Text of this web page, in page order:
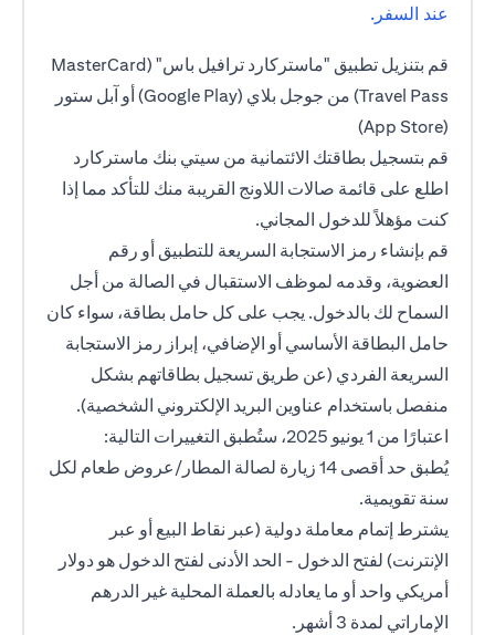
عند السفر.
قم بتنزيل تطبيق "ماستركارد ترافيل باس" (MasterCard
Travel Pass) من جوجل بلاي (Google Play) أو آبل ستور
(App Store)
قم بتسجيل بطاقتك الائتمانية من سيتي بنك ماستركارد
اطلع على قائمة صالات اللاونج القريبة منك للتأكد مما إذا
كنت مؤهلاً للدخول المجاني.
قم بإنشاء رمز الاستجابة السريعة للتطبيق أو رقم
العضوية، وقدمه لموظف الاستقبال في الصالة من أجل
السماح لك بالدخول. يجب على كل حامل بطاقة، سواء كان
حامل البطاقة الأساسي أو الإضافي، إبراز رمز الاستجابة
السريعة الفردي (عن طريق تسجيل بطاقاتهم بشكل
منفصل باستخدام عناوين البريد الإلكتروني الشخصية).
اعتبارًا من 1 يونيو 2025، ستُطبق التغييرات التالية:
يُطبق حد أقصى 14 زيارة لصالة المطار/عروض طعام لكل
سنة تقويمية.
يشترط إتمام معاملة دولية (عبر نقاط البيع أو عبر
الإنترنت) لفتح الدخول - الحد الأدنى لفتح الدخول هو دولار
أمريكي واحد أو ما يعادله بالعملة المحلية غير الدرهم
الإماراتي لمدة 3 أشهر.